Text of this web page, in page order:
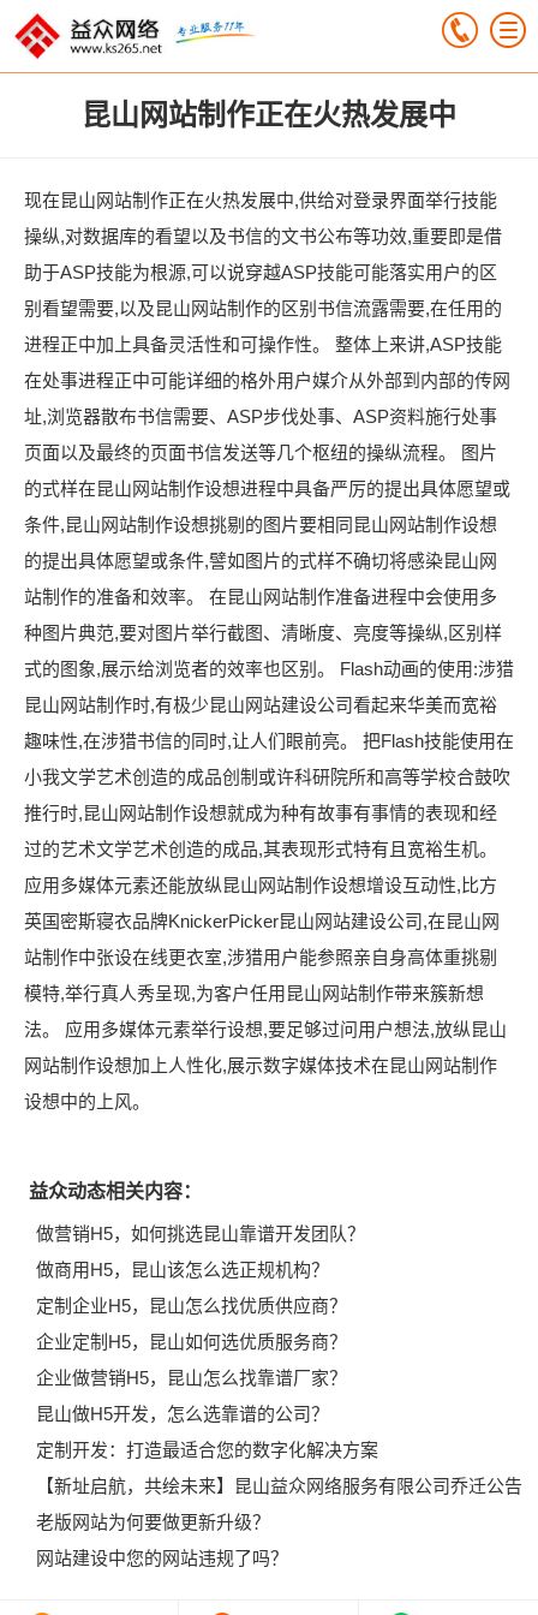
昆山网站制作正在火热发展中
现在昆山网站制作正在火热发展中,供给对登录界面举行技能
操纵,对数据库的看望以及书信的文书公布等功效,重要即是借
助于ASP技能为根源,可以说穿越ASP技能可能落实用户的区
别看望需要,以及昆山网站制作的区别书信流露需要,在任用的
进程正中加上具备灵活性和可操作性。 整体上来讲,ASP技能
在处事进程正中可能详细的格外用户媒介从外部到内部的传网
址,浏览器散布书信需要、ASP步伐处事、ASP资料施行处事
页面以及最终的页面书信发送等几个枢纽的操纵流程。 图片
的式样在昆山网站制作设想进程中具备严厉的提出具体愿望或
条件,昆山网站制作设想挑剔的图片要相同昆山网站制作设想
的提出具体愿望或条件,譬如图片的式样不确切将感染昆山网
站制作的准备和效率。 在昆山网站制作准备进程中会使用多
种图片典范,要对图片举行截图、清晰度、亮度等操纵,区别样
式的图象,展示给浏览者的效率也区别。 Flash动画的使用:涉猎
昆山网站制作时,有极少昆山网站建设公司看起来华美而宽裕
趣味性,在涉猎书信的同时,让人们眼前亮。 把Flash技能使用在
小我文学艺术创造的成品创制或许科研院所和高等学校合鼓吹
推行时,昆山网站制作设想就成为种有故事有事情的表现和经
过的艺术文学艺术创造的成品,其表现形式特有且宽裕生机。
应用多媒体元素还能放纵昆山网站制作设想增设互动性,比方
英国密斯寝衣品牌KnickerPicker昆山网站建设公司,在昆山网
站制作中张设在线更衣室,涉猎用户能参照亲自身高体重挑剔
模特,举行真人秀呈现,为客户任用昆山网站制作带来簇新想
法。 应用多媒体元素举行设想,要足够过问用户想法,放纵昆山
网站制作设想加上人性化,展示数字媒体技术在昆山网站制作
设想中的上风。
益众动态相关内容：
做营销H5，如何挑选昆山靠谱开发团队？
做商用H5，昆山该怎么选正规机构？
定制企业H5，昆山怎么找优质供应商？
企业定制H5，昆山如何选优质服务商？
企业做营销H5，昆山怎么找靠谱厂家？
昆山做H5开发，怎么选靠谱的公司？
定制开发：打造最适合您的数字化解决方案
【新址启航，共绘未来】昆山益众网络服务有限公司乔迁公告
老版网站为何要做更新升级？
网站建设中您的网站违规了吗？